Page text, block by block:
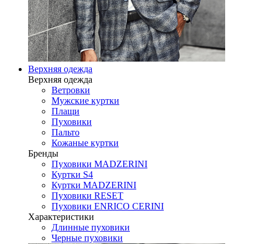
Верхняя одежда
Верхняя одежда
Ветровки
Мужские куртки
Плащи
Пуховики
Пальто
Кожаные куртки
Бренды
Пуховики MADZERINI
Куртки S4
Куртки MADZERINI
Пуховики RESET
Пуховики ENRICO CERINI
Характеристики
Длинные пуховики
Черные пуховики